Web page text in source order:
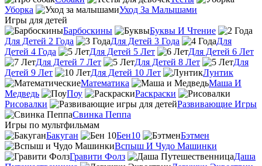
Уборка
Уход За Малышами
Игры для детей
Барбоскины
Буквы И Чтение
Для Детей 2 Года
Для Детей 3 Года
Для
Детей 4 Года
Для Детей 5 Лет
Для Детей 6 Лет
Для Детей 7 Лет
Для Детей 8 Лет
Для
Детей 9 Лет
Для Детей 10 Лет
Лунтик
Математика
Маша И
Медведь
Поу
Раскраски
Рисовалки
Развивающие Игры
Свинка Пеппа
Игры по мультфильмам
Бакуган
Бен10
Бэтмен
Вспыш И Чудо Машинки
Гравити Фолз
Даша